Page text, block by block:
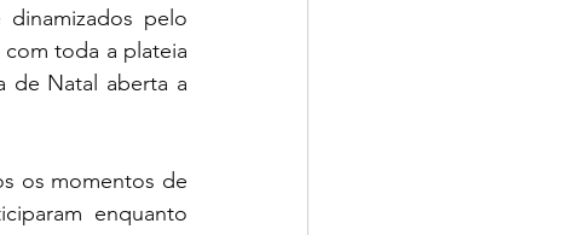
pelo
toda a plateia
de Natal aberta a
enquanto